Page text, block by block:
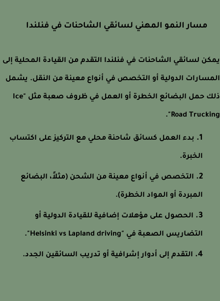
مسار النمو المهني لسائقي الشاحنات في فنلندا
لسائقي الشاحنات في فنلندا التقدم من القيادة المحلية إلى
الدولية أو التخصص في أنواع معينة من النقل. يشمل
ذلك حمل البضائع الخطرة أو العمل في ظروف صعبة مثل "Ice
Road
بدء العمل كسائق شاحنة محلي مع التركيز على اكتساب
الخبرة.
التخصص في أنواع معينة من الشحن (مثلاً، البضائع
المبردة أو المواد الخطرة).
الحصول على مؤهلات إضافية للقيادة الدولية أو
التضاريس الصعبة في "Helsinki vs Lapland driving".
التقدم إلى أدوار إشرافية أو تدريب السائقين الجدد.